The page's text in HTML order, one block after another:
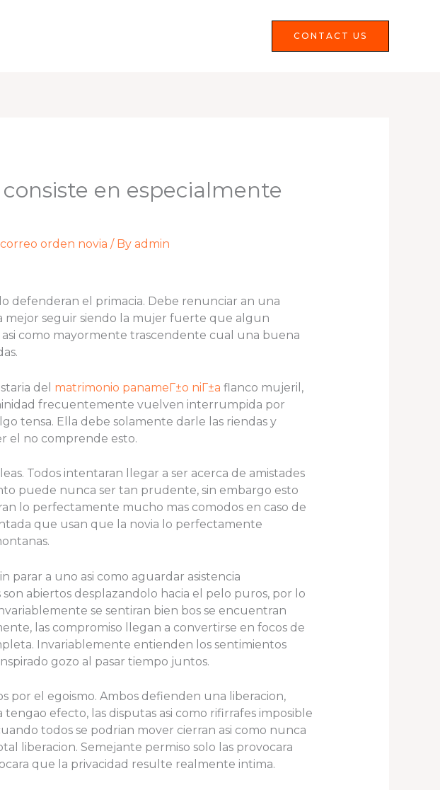
CONTACT US
en especialmente
orden novia / By admin
defenderan el primacia. Debe renunciar an una
mejor seguir siendo la mujer fuerte que algun
como mayormente trascendente cual una buena
del matrimonio panameГ±o niГ±a flanco mujeril,
frecuentemente vuelven interrumpida por
tensa. Ella debe solamente darle las riendas y
el no comprende esto.
Todos intentaran llegar a ser acerca de amistades
puede nunca ser tan prudente, sin embargo esto
lo perfectamente mucho mas comodos en caso de
que usan que la novia lo perfectamente
a uno asi­ como aguardar asistencia
abiertos desplazandolo hacia el pelo puros, por lo
se sentiran bien bos se encuentran
las compromiso llegan a convertirse en focos de
Invariablemente entienden los sentimientos
gozo al pasar tiempo juntos.
por el egoismo. Ambos defienden una liberacion,
efecto, las disputas asi­ como rifirrafes imposible
todos se podri­an mover cierran asi­ como nunca
liberacion. Semejante permiso solo las provocara
que la privacidad resulte realmente intima.